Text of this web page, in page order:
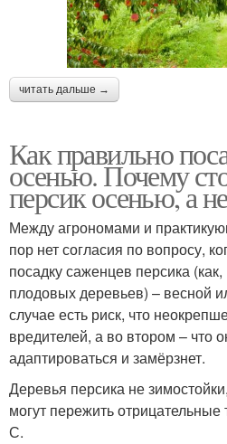
читать дальше →
Как правильно
осенью. Почему
персик осенью, а
Между агрономами и
пор нет согласия по вопросу,
посадку саженцев персика
плодовых деревьев) – весной
случае есть риск, что
вредителей, а во втором – что
адаптироваться и замёрзнет.
Деревья персика не
могут пережить
С.